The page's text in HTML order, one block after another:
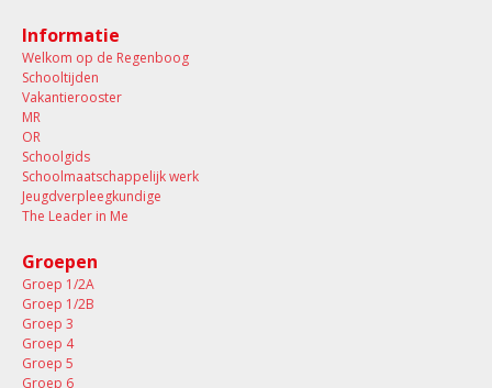
Informatie
Welkom op de Regenboog
Schooltijden
Vakantierooster
MR
OR
Schoolgids
Schoolmaatschappelijk werk
Jeugdverpleegkundige
The Leader in Me
Groepen
Groep 1/2A
Groep 1/2B
Groep 3
Groep 4
Groep 5
Groep 6